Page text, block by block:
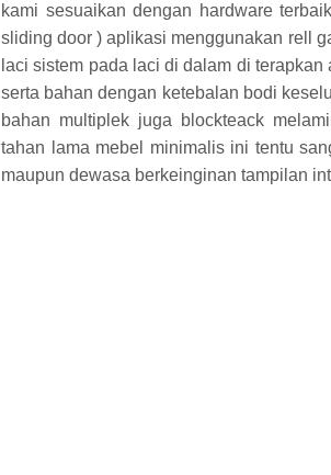
kami sesuaikan dengan hardware
sliding door ) aplikasi menggunakan rell
laci sistem pada laci di dalam di
serta bahan dengan ketebalan bodi
bahan multiplek juga blockteack
tahan lama mebel minimalis ini tentu
maupun dewasa berkeinginan tampilan